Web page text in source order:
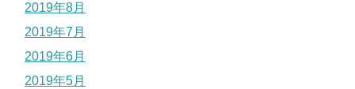
2019年8月
2019年7月
2019年6月
2019年5月